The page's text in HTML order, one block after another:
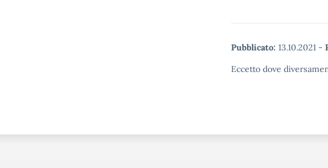
Pubblicato: 13.10.2021 -
Eccetto dove